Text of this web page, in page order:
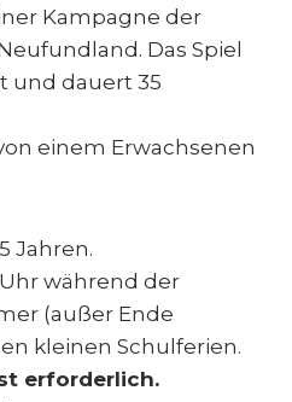
Kampagne der
Das Spiel
und dauert 35
einem Erwachsenen
Jahren.
während der
(außer Ende
kleinen Schulferien.
erforderlich.